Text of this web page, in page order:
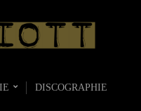
DISCOGRAPHIE